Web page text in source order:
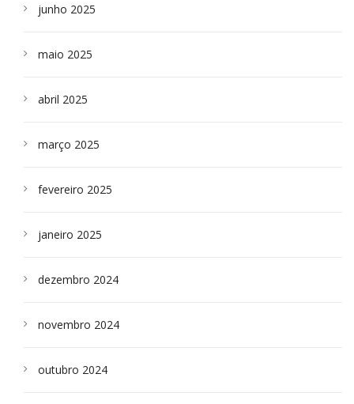
junho 2025
maio 2025
abril 2025
março 2025
fevereiro 2025
janeiro 2025
dezembro 2024
novembro 2024
outubro 2024